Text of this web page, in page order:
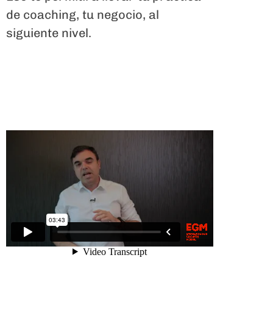
de coaching, tu negocio, al
siguiente nivel.